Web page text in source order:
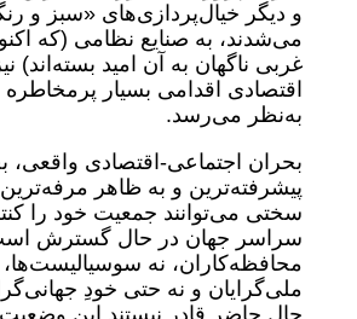
و دیگر خیال‌پردازی‌های «سبز و
می‌شدند، به صنایع نظامی (که
غربی ناگهان به آن امید بسته‌اند)
اقتصادی اقدامی بسیار پرمخاطره
به‌نظر می‌رسد.
بحران اجتماعی-اقتصادی واقعی،
پیشرفته‌ترین و به ظاهر
سختی می‌توانند جمعیت خود را
سراسر جهان در حال گسترش
محافظه‌کاران، نه سوسیالیست‌ها،
ملی‌گرایان و نه حتی خودِ
حال حاضر قادر نیستند این وضعیت